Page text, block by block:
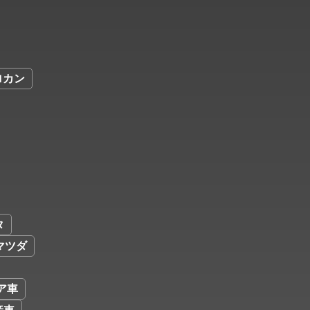
カン
ツダ
車